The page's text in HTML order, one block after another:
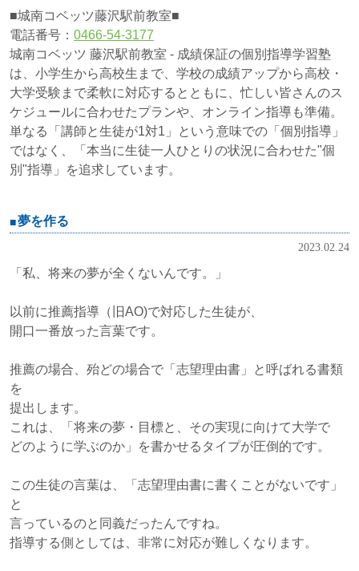
■城南コベッツ藤沢駅前教室■
電話番号： 0466-54-3177
城南コベッツ 藤沢駅前教室 - 成績保証の個別指導学習塾
は、小学生から高校生まで、学校の成績アップから高校・
大学受験まで柔軟に対応するとともに、忙しい皆さんのス
ケジュールに合わせたプランや、オンライン指導も準備。
単なる「講師と生徒が1対1」という意味での「個別指導」
ではなく、「本当に生徒一人ひとりの状況に合わせた"個
別"指導」を追求しています。
夢を作る
2023.02.24
「私、将来の夢が全くないんです。」
以前に推薦指導（旧AO)で対応した生徒が、
開口一番放った言葉です。
推薦の場合、殆どの場合で「志望理由書」と呼ばれる書類
を
提出します。
これは、「将来の夢・目標と、その実現に向けて大学で
どのように学ぶのか」を書かせるタイプが圧倒的です。
この生徒の言葉は、「志望理由書に書くことがないです」
と
言っているのと同義だったんですね。
指導する側としては、非常に対応が難しくなります。